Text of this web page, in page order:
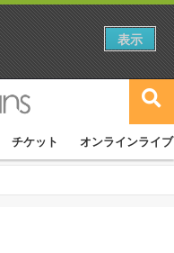
チケット オンラインライブ
表示